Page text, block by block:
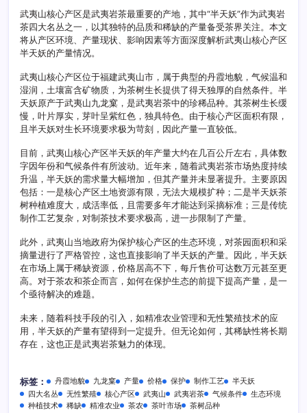
心
产
区
半
产
量
武夷山核心产区是武夷岩茶最重要的产地，其中“半天妖”作为武夷岩
茶四大名丛之一，以其独特的品质和稀缺的产量备受茶界关注。本文
将从产区环境、产量现状、影响因素等方面深度解析武夷山核心产区
半天妖的产量情况。
武夷山核心产区位于福建武夷山市，属于典型的丹霞地貌，气候温和
湿润，土壤富含矿物质，为茶树生长提供了得天独厚的自然条件。半
天妖原产于武夷山九龙窠，是武夷岩茶中的珍稀品种。其茶树生长缓
慢，叶片厚实，芽叶呈紫红色，独具特色。由于核心产区面积有限，
且半天妖对生长环境要求极为苛刻，因此产量一直较低。
目前，武夷山核心产区半天妖的年产量大约在几百公斤左右，具体数
字因年份和气候条件有所波动。近年来，随着武夷岩茶市场热度持续
升温，半天妖的需求量大幅增加，但其产量并未显著提升。主要原因
包括：一是核心产区土地资源有限，无法大规模扩种；二是半天妖茶
树种植难度大，成活率低，且需要多年才能达到采摘标准；三是传统
制作工艺复杂，对制茶技术要求极高，进一步限制了产量。
此外，武夷山当地政府为保护核心产区的生态环境，对茶园面积和采
摘量进行了严格管控，这也直接影响了半天妖的产量。因此，半天妖
在市场上属于稀缺资源，价格居高不下，每斤售价可达数万元甚至更
高。对于茶农和茶企而言，如何在保护生态的前提下提高产量，是一
个亟待解决的难题。
未来，随着科技手段的引入，如精准农业管理和无性繁殖技术的应
用，半天妖的产量有望得到一定提升。但无论如何，其稀缺性将长期
存在，这也正是武夷岩茶魅力的体现。
标签： 丹霞地貌 九龙窠 产量 价格 保护 制作工艺
半天妖
四大名丛
无性繁殖 核心产区 武夷山 武夷岩茶 气候条件
生态环境
种植技术
稀缺 精准农业 茶农 茶叶市场 茶树品种